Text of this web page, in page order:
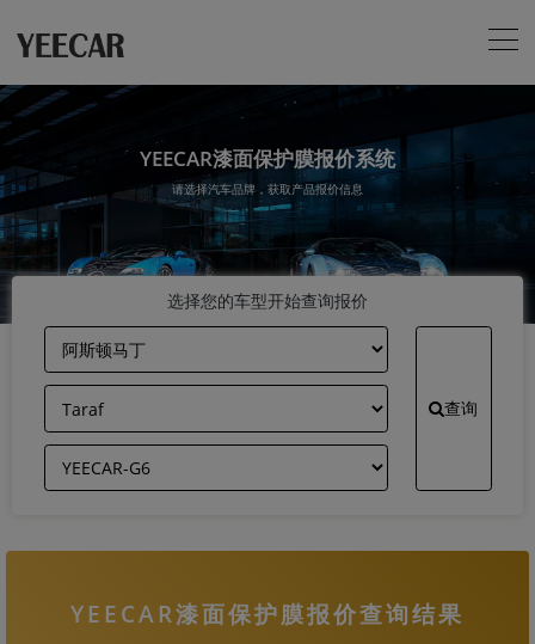
YEECAR漆面保护膜报价系统
请选择汽车品牌，获取产品报价信息
选择您的车型开始查询报价
查询
YEECAR漆面保护膜报价查询结果